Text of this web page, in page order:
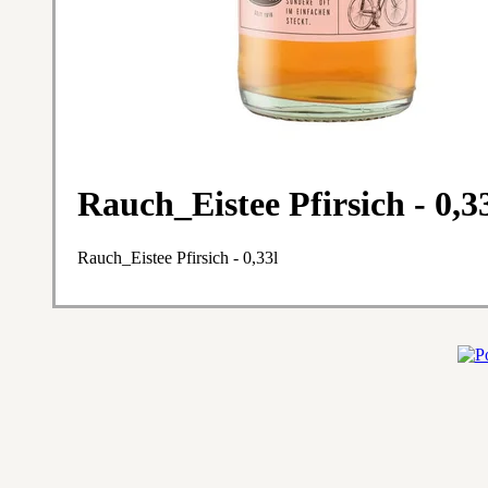
Rauch_Eistee Pfirsich -
Rauch_Eistee Pfirsich - 0,33l